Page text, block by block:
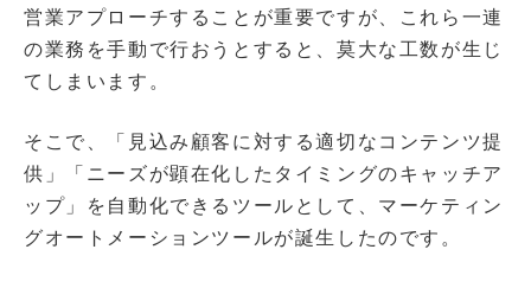
営業アプローチすることが重要ですが、これら一連
の業務を手動で行おうとすると、莫大な工数が生じ
てしまいます。
そこで、「見込み顧客に対する適切なコンテンツ提
供」「ニーズが顕在化したタイミングのキャッチア
ップ」を自動化できるツールとして、マーケティン
グオートメーションツールが誕生したのです。